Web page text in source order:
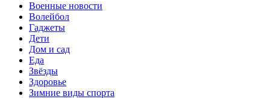
Военные новости
Волейбол
Гаджеты
Дети
Дом и сад
Еда
Звёзды
Здоровье
Зимние виды спорта